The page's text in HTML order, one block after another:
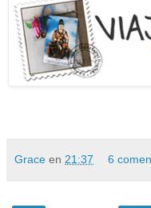
Grace en 21:37 6